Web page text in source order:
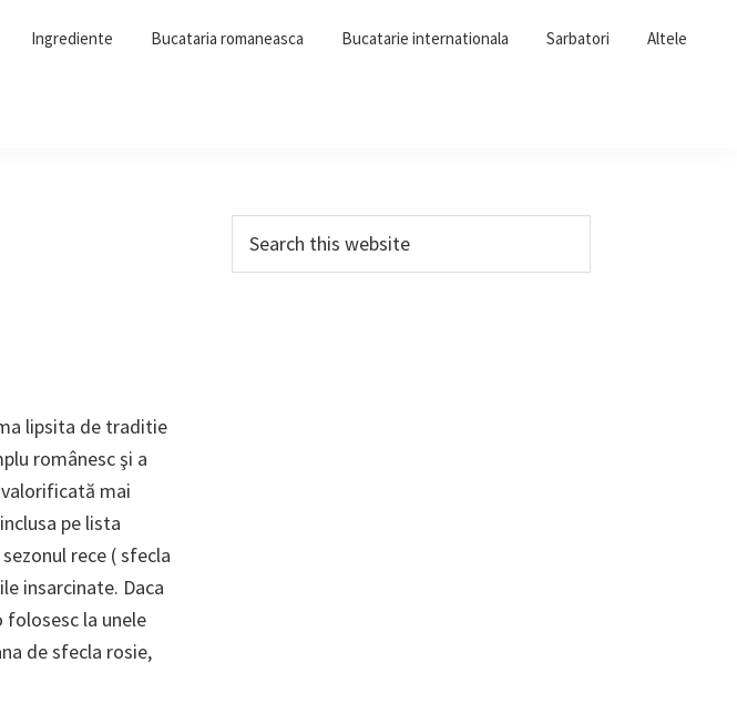
Ingrediente Bucataria romaneasca Bucatarie internationala Sarbatori Altele
lipsita de traditie
românesc şi a
mai
pe lista
rece ( sfecla
insarcinate. Daca
folosesc la unele
de sfecla rosie,
Primary
Sidebar
this